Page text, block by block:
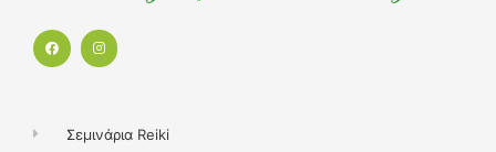
F
a
I
n
m
Σεμινάρια Reiki